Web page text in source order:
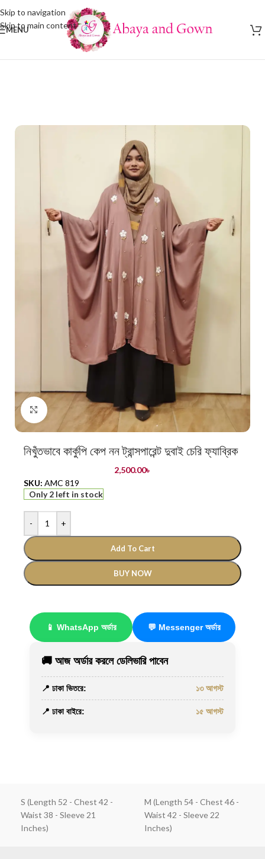
Skip to navigation
Skip to main content
MENU
Click to enlarge
নিখুঁতভাবে কার্কুপি কেপ নন ট্রান্সপারেন্ট দুবাই চেরি ফ্যাব্রিক
2,500.00৳
SKU: AMC 819
Only 2 left in stock
- +
Add To Cart
BUY NOW
📱 WhatsApp অর্ডার 💬 Messenger অর্ডার
🚚 আজ অর্ডার করলে ডেলিভারি পাবেন
📍 ঢাকা ভিতরে: ১৩ আগস্ট
📍 ঢাকা বাইরে: ১৫ আগস্ট
S (Length 52 - Chest 42 -
Waist 38 - Sleeve 21
Inches)
M (Length 54 - Chest 46 -
Waist 42 - Sleeve 22
Inches)